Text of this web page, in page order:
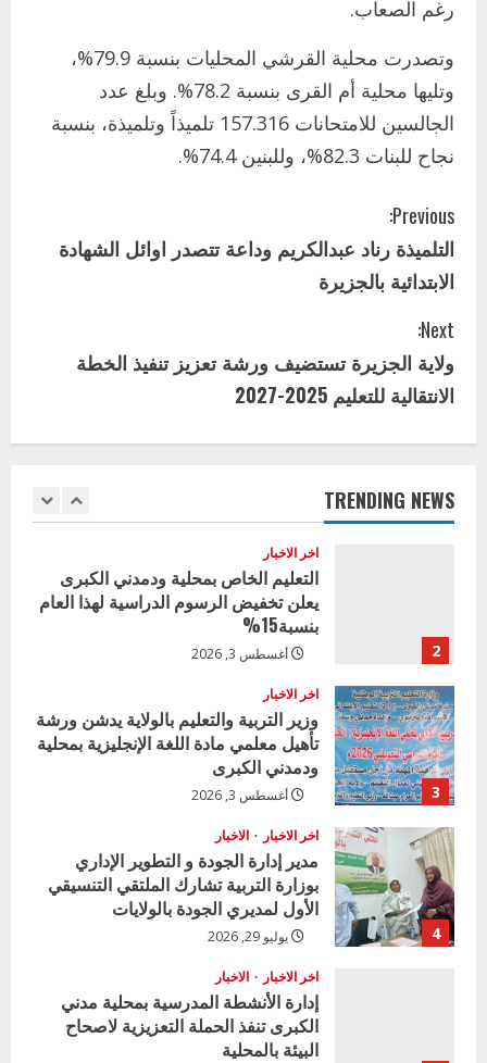
رغم الصعاب.
وتصدرت محلية القرشي المحليات بنسبة 79.9%،
وتليها محلية أم القرى بنسبة 78.2%. وبلغ عدد
الجالسين للامتحانات 157.316 تلميذاً وتلميذة، بنسبة
نجاح للبنات 82.3%، وللبنين 74.4%.
C
o
n
t
i
n
u
e
e
a
d
i
n
g
Previous:
التلميذة رناد عبدالكريم وداعة تتصدر اوائل الشهادة
الابتدائية بالجزيرة
Next:
ولاية الجزيرة تستضيف ورشة تعزيز تنفيذ الخطة
الانتقالية للتعليم 2025-2027
TRENDING NEWS
3
ودمدني الكبرى
أغسطس 3, 2026
4
اخر الاخبار الاخبار
مدير إدارة الجودة و التطوير الإداري
بوزارة التربية تشارك الملتقي التنسيقي
5 يوليو 29, 2026
1
2
اخر الاخبار
التعليم الخاص بمحلية ودمدني الكبرى
يعلن تخفيض الرسوم الدراسية لهذا العام
بنسبة15%
أغسطس 3, 2026
3
اخر الاخبار
وزير التربية والتعليم بالولاية يدشن ورشة
تأهيل معلمي مادة اللغة الإنجليزية بمحلية
ودمدني الكبرى
أغسطس 3, 2026
4
اخر الاخبار الاخبار
مدير إدارة الجودة و التطوير الإداري
بوزارة التربية تشارك الملتقي التنسيقي
الأول لمديري الجودة بالولايات
يوليو 29, 2026
اخر الاخبار الاخبار
إدارة الأنشطة المدرسية بمحلية مدني
الكبرى تنفذ الحملة التعزيزية لاصحاح
البيئة بالمحلية